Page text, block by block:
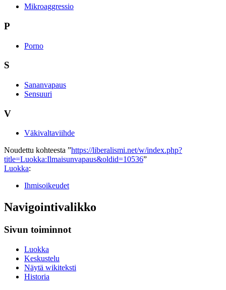
Mikroaggressio
P
Porno
S
Sananvapaus
Sensuuri
V
Väkivaltaviihde
Noudettu kohteesta ”https://liberalismi.net/w/index.php?
title=Luokka:Ilmaisunvapaus&oldid=10536”
Luokka:
Ihmisoikeudet
Navigointivalikko
Sivun toiminnot
Luokka
Keskustelu
Näytä wikiteksti
Historia